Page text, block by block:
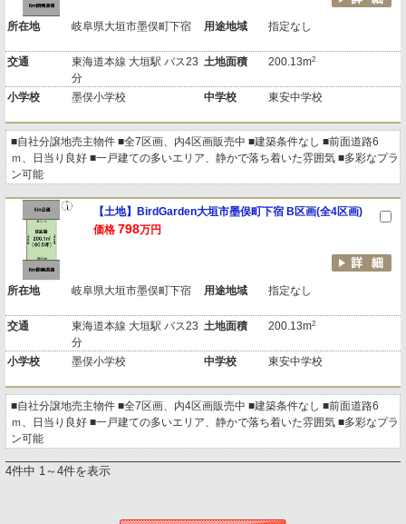
所在地 岐阜県大垣市墨俣町下宿 用途地域 指定なし
交通
東海道本線 大垣駅 バス23
分
土地面積 200.13m2
小学校 墨俣小学校 中学校 東安中学校
■自社分譲地売主物件 ■全7区画、内4区画販売中 ■建築条件なし ■前面道路6
ｍ、日当り良好 ■一戸建ての多いエリア、静かで落ち着いた雰囲気 ■多彩なプラ
ン可能
【土地】BirdGarden大垣市墨俣町下宿 B区画(全4区画)
価格 798万円
所在地 岐阜県大垣市墨俣町下宿 用途地域 指定なし
交通
東海道本線 大垣駅 バス23
分
土地面積 200.13m2
小学校 墨俣小学校 中学校 東安中学校
■自社分譲地売主物件 ■全7区画、内4区画販売中 ■建築条件なし ■前面道路6
ｍ、日当り良好 ■一戸建ての多いエリア、静かで落ち着いた雰囲気 ■多彩なプラ
ン可能
4件中 1～4件を表示